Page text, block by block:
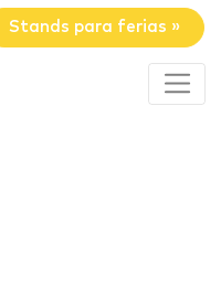
Stands para ferias »